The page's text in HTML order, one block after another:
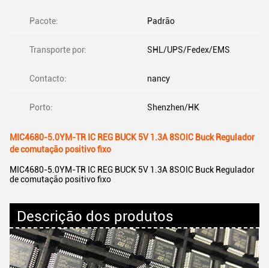
Pacote: Padrão
Transporte por: SHL/UPS/Fedex/EMS
Contacto: nancy
Porto: Shenzhen/HK
MIC4680-5.0YM-TR IC REG BUCK 5V 1.3A 8SOIC Buck Regulador
de comutação positivo fixo
MIC4680-5.0YM-TR IC REG BUCK 5V 1.3A 8SOIC Buck Regulador
de comutação positivo fixo
Descrição dos produtos